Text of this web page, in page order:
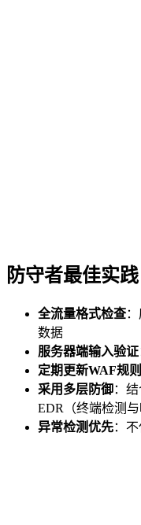
防守者最佳实践
全流量格式检查
数据
服务器端输入验证
定期更新WAF规则
采用多层防御：
EDR（终端检测与
异常检测优先：